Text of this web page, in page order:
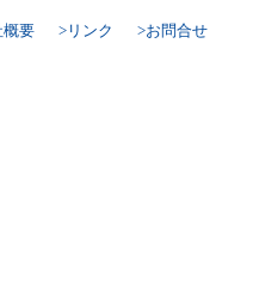
概要 リンク お問合せ